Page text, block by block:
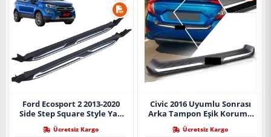
Ford Ecosport 2 2013-2020
Side Step Square Style Yan
Ücretsiz Kargo
Civic 2016 Uyumlu Sonrası
Arka Tampon Eşik Koruma
Ücretsiz Kargo